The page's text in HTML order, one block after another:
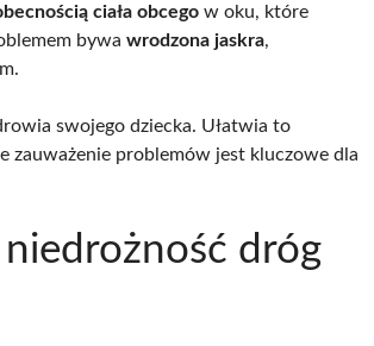
ciała obcego w oku, które
bywa wrodzona jaskra,
swojego dziecka. Ułatwia to
zauważenie problemów jest kluczowe dla
dróg